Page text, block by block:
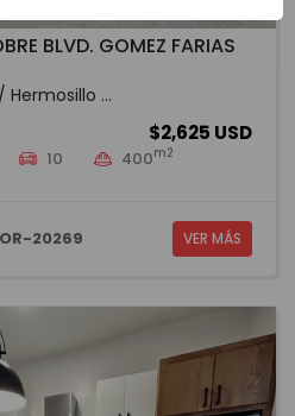
BLVD. GOMEZ FARIAS
...
$2,625 USD
10 400m2
20269 VER MÁS